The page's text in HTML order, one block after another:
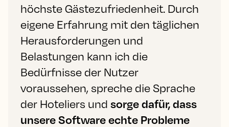
höchste Gästezufriedenheit. Durch
eigene Erfahrung mit den täglichen
Herausforderungen und
Belastungen kann ich die
Bedürfnisse der Nutzer
voraussehen, spreche die Sprache
der Hoteliers und sorge dafür, dass
unsere Software echte Probleme